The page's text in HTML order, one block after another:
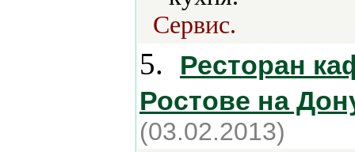
Сервис.
5.
Ресторан
Ростове на
(03.02.2013)